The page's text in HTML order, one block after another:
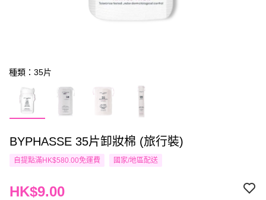
種類：35片
BYPHASSE 35片卸妝棉 (旅行裝)
自提點滿HK$580.00免運費 國家/地區配送
HK$9.00